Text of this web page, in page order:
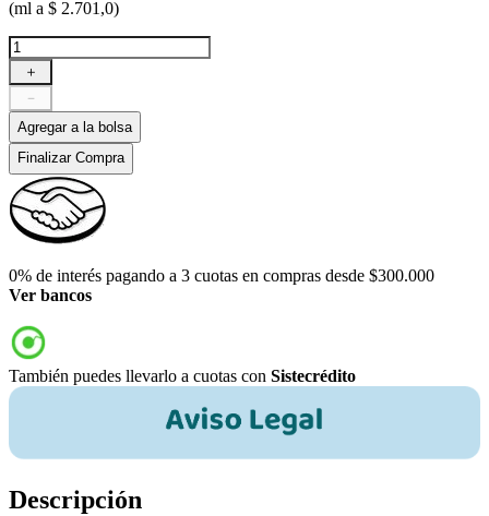
(ml a $ 2.701,0)
＋
－
Agregar a la bolsa
Finalizar Compra
0% de interés pagando a 3 cuotas en compras desde $300.000
Ver bancos
También puedes llevarlo a cuotas con Sistecrédito
Descripción